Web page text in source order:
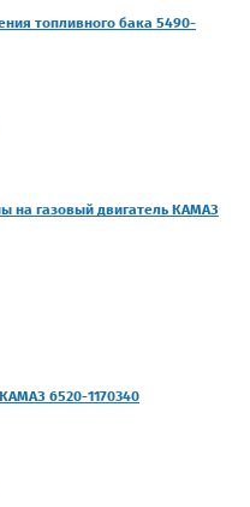
топливного бака 5490-
на газовый двигатель КАМАЗ
6520-1170340